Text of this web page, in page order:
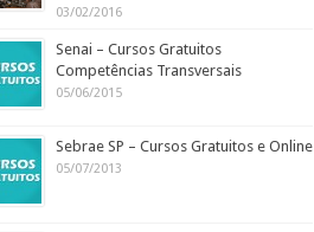
03/02/2016
Senai – Cursos Gratuitos
Competências Transversais
05/06/2015
Sebrae SP – Cursos Gratuitos e Online
05/07/2013